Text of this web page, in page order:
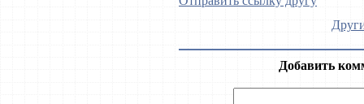
Добавить